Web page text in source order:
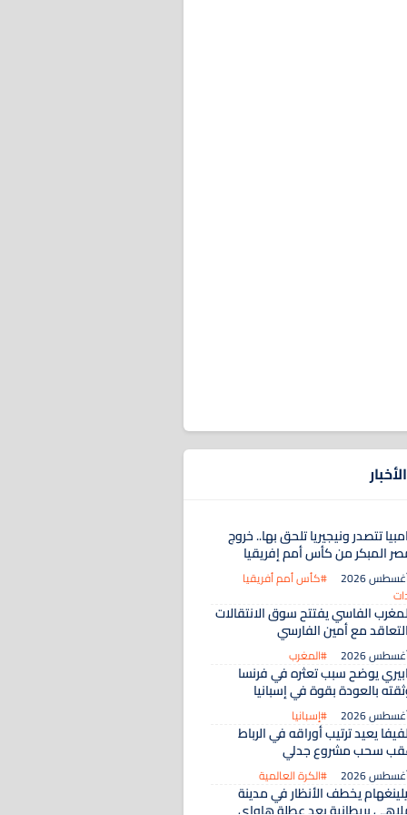
تتصدر ونيجيريا تلحق بها.. خروج
المبكر من كأس أمم إفريقيا
#كأس أمم أفريقيا
الفاسي يفتتح سوق الانتقالات
مع أمين الفارسي
#المغرب
يوضح سبب تعثره في فرنسا
بالعودة بقوة في إسبانيا
#إسبانيا
يعيد ترتيب أوراقه في الرباط
سحب مشروع جدلي
#الكرة العالمية
يخطف الأنظار في مدينة